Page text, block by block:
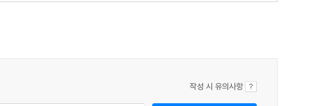
작성 시 유의사항